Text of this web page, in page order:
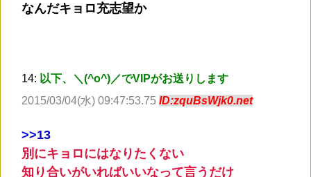
なんだキョロ充志望か
14: 以下、＼(^o^)／でVIPがお送りします
2015/03/04(水) 09:47:53.75 ID:zquBsWjk0.net
>>13
別にキョロにはなりたくない
知り合いがいればいいなって言うだけ